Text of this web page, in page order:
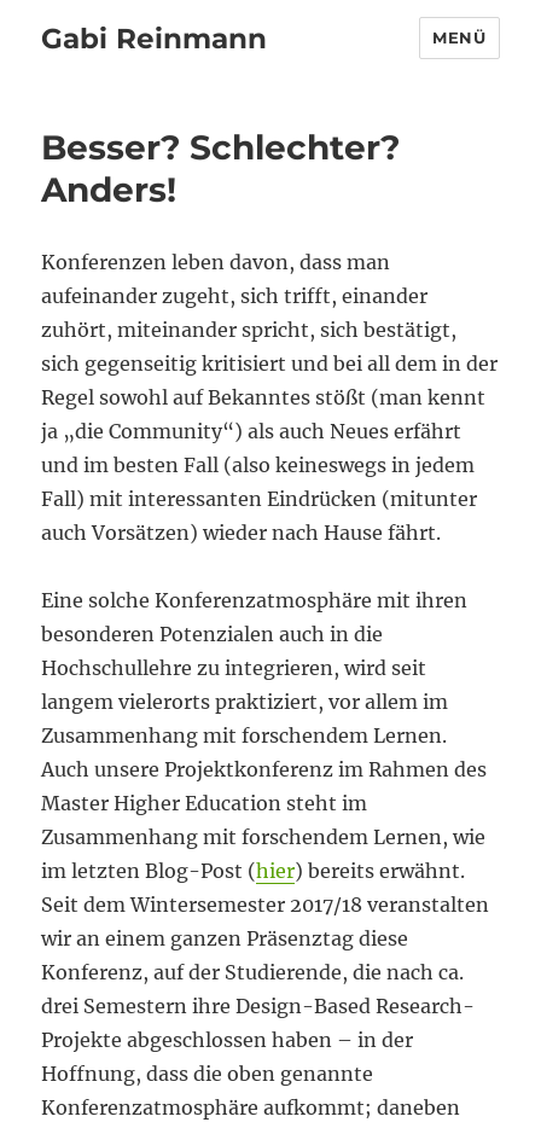
Gabi Reinmann MENÜ
Besser? Schlechter?
Anders!
Konferenzen leben davon, dass man
aufeinander zugeht, sich trifft, einander
zuhört, miteinander spricht, sich bestätigt,
sich gegenseitig kritisiert und bei all dem in der
Regel sowohl auf Bekanntes stößt (man kennt
ja „die Community“) als auch Neues erfährt
und im besten Fall (also keineswegs in jedem
Fall) mit interessanten Eindrücken (mitunter
auch Vorsätzen) wieder nach Hause fährt.
Eine solche Konferenzatmosphäre mit ihren
besonderen Potenzialen auch in die
Hochschullehre zu integrieren, wird seit
langem vielerorts praktiziert, vor allem im
Zusammenhang mit forschendem Lernen.
Auch unsere Projektkonferenz im Rahmen des
Master Higher Education steht im
Zusammenhang mit forschendem Lernen, wie
im letzten Blog-Post (hier) bereits erwähnt.
Seit dem Wintersemester 2017/18 veranstalten
wir an einem ganzen Präsenztag diese
Konferenz, auf der Studierende, die nach ca.
drei Semestern ihre Design-Based Research-
Projekte abgeschlossen haben – in der
Hoffnung, dass die oben genannte
Konferenzatmosphäre aufkommt; daneben